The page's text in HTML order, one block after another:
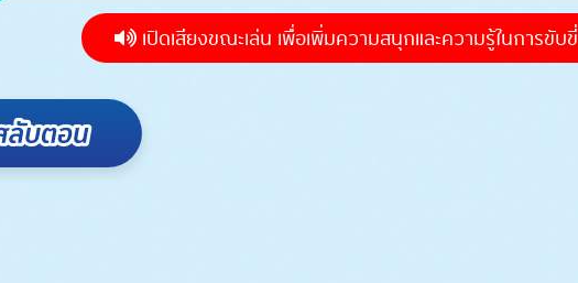
เปิดเสียงขณะเล่น เพื่อเพิ่มความสนุกและความรู้ในการขับขี่